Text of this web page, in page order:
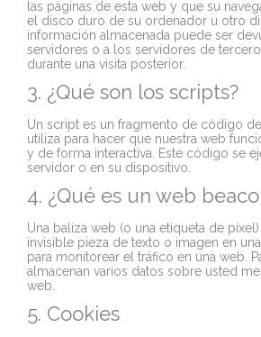
las páginas de esta web y que su
el disco duro de su ordenador u otro
información almacenada puede ser
servidores o a los servidores de
durante una visita posterior.
3. ¿Qué son los scripts?
Un script es un fragmento de código
utiliza para hacer que nuestra web
y de forma interactiva. Este código se
servidor o en su dispositivo.
4. ¿Qué es un web
Una baliza web (o una etiqueta de
invisible pieza de texto o imagen en
para monitorear el tráfico en una web.
almacenan varios datos sobre usted
web.
5. Cookies